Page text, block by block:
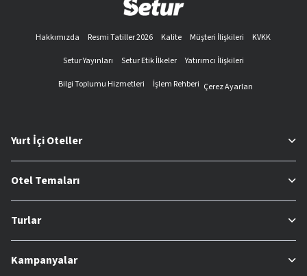
Hakkımızda Resmi Tatiller 2026 Kalite Müşteri İlişkileri
KVKK
Setur Yayınları
Setur Etik İlkeler
Yatırımcı İlişkileri
Bilgi Toplumu Hizmetleri
İşlem Rehberi Çerez Ayarları
Yurt İçi Oteller
Otel Temaları
Turlar
Kampanyalar